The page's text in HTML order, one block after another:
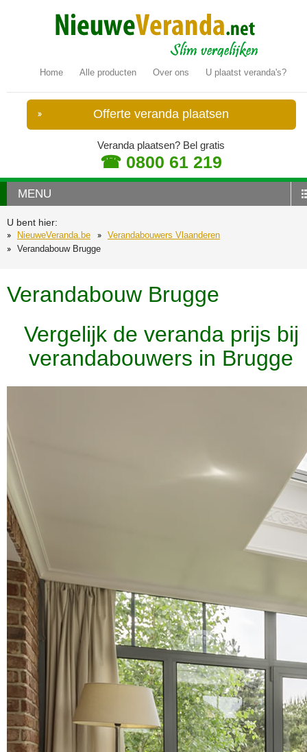
Home Alle producten Over ons U plaatst veranda's?
Offerte veranda plaatsen
Veranda plaatsen? Bel gratis
☎ 0800 61 219
MENU
U bent hier:
NieuweVeranda.be
Verandabouwers Vlaanderen
Verandabouw Brugge
Verandabouw Brugge
Vergelijk de veranda prijs bij
verandabouwers in Brugge